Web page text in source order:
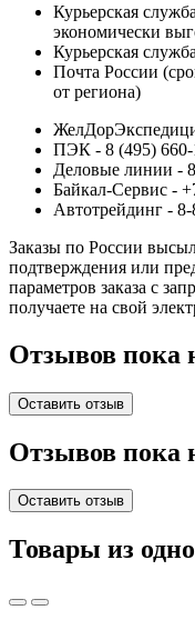
Курьерская
экономически
Курьерская
Почта России
от региона)
ПЭК - 8 (495) 660-
Деловые линии -
Байкал-Сервис -
Автотрейдинг -
Заказы по России
подтверждения или
параметров заказа с
получаете на свой
Отзывов пока
Оставить отзыв
Отзывов пока
Оставить отзыв
Товары из